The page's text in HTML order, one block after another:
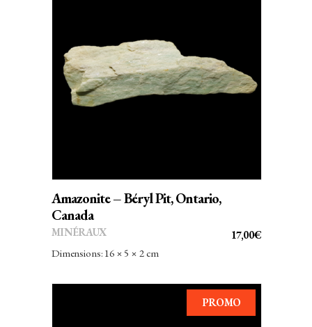
AJOUTER AU PANIER
Amazonite – Béryl Pit, Ontario,
Canada
17,00€
MINÉRAUX
Dimensions: 16 × 5 × 2 cm
PROMO